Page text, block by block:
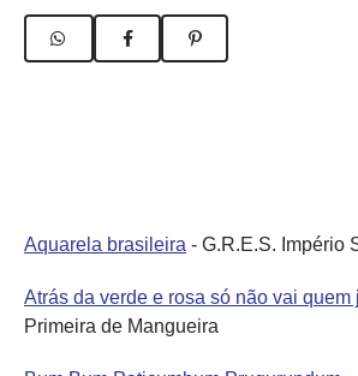
Aquarela brasileira - G.R.E.S. Império
Atrás da verde e rosa só não vai quem
Primeira de Mangueira